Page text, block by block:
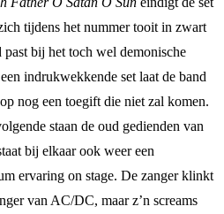
tijdens het nummer tooit in zwart
past bij het toch wel demonische
indrukwekkende set laat de band
nog een toegift die niet zal komen.
staan de oud gedienden van
bij elkaar ook weer een
ervaring on stage. De zanger klinkt
van AC/DC, maar z’n screams